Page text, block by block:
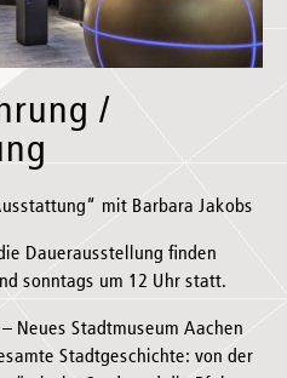
/
mit Barbara Jakobs
Dauerausstellung finden
sonntags um 12 Uhr statt.
– Neues Stadtmuseum Aachen
Stadtgeschichte: von der